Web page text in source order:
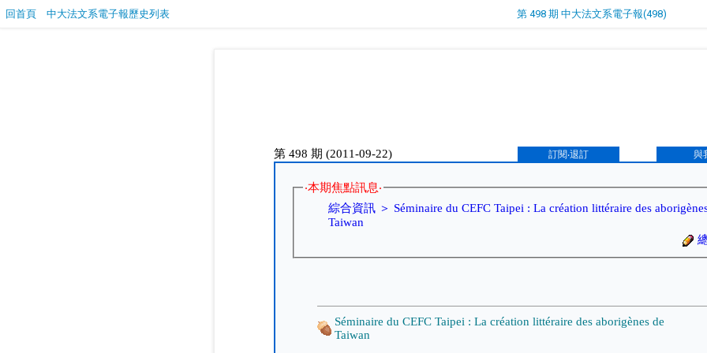
回首頁 中大法文系電子報歷史列表 第 498 期 中大法文系電子報(498)